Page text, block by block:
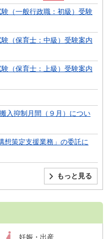
（一般行政職：初級）受験
（保育士：中級）受験案内
（保育士：上級）受験案内
入抑制月間（９月）につい
想策定支援業務」の委託に
もっと見る
妊娠・出産